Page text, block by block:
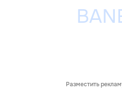
Разместить